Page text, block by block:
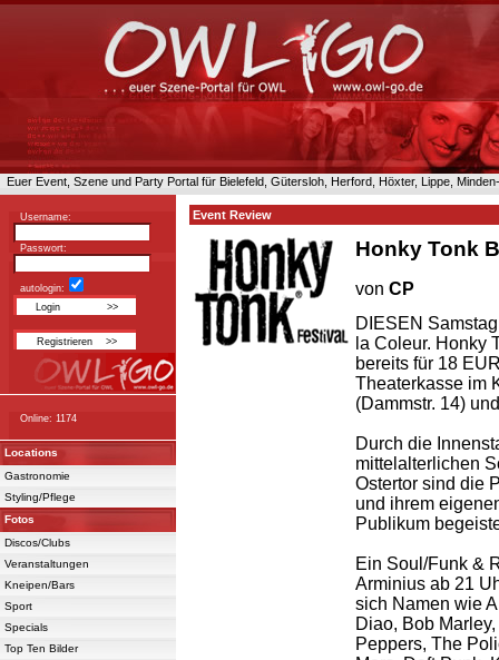
Euer Event, Szene und Party Portal für Bielefeld, Gütersloh, Herford, Höxter, Lippe,
Username:
Passwort:
autologin:
Online: 1174
Locations
Gastronomie
Styling/Pflege
Fotos
Discos/Clubs
Veranstaltungen
Kneipen/Bars
Sport
Specials
Top Ten Bilder
Event Review
Honky Tonk
von CP
DIESEN
la Coleur. Honky
bereits für 18
Theaterkasse im
(Dammstr. 14)
Durch die
mittelalterlichen
Ostertor sind die
und ihrem
Publikum
Ein Soul/Funk &
Arminius ab 21
sich Namen wie
Diao, Bob
Peppers, The